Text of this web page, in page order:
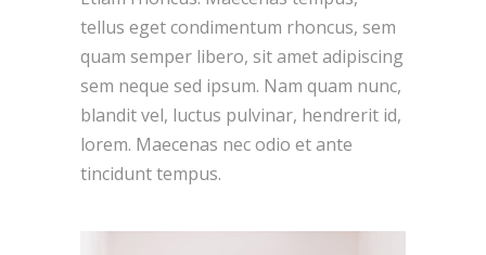
tellus eget condimentum rhoncus, sem
quam semper libero, sit amet adipiscing
sem neque sed ipsum. Nam quam nunc,
blandit vel, luctus pulvinar, hendrerit id,
lorem. Maecenas nec odio et ante
tincidunt tempus.